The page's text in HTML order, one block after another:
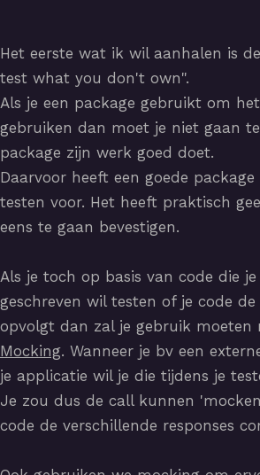
Het eerste wat ik wil aanhalen is
test what you don't own".
Als je een package gebruikt om
gebruiken dan moet je niet gaan
package zijn werk goed doet.
Daarvoor heeft een goede
testen voor. Het heeft praktisch
eens te gaan bevestigen.
Als je toch op basis van code die
geschreven wil testen of je code
opvolgt dan zal je gebruik moeten
Mocking. Wanneer je bv een
je applicatie wil je die tijdens je
Je zou dus de call kunnen
code de verschillende responses